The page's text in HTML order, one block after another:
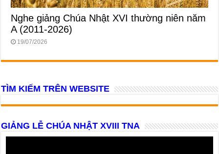
Nghe giảng Chúa Nhật XVI thường niên năm
A (2011-2026)
19/07/2026
TÌM KIẾM TRÊN WEBSITE
GIẢNG LỄ CHÚA NHẬT XVIII TNA